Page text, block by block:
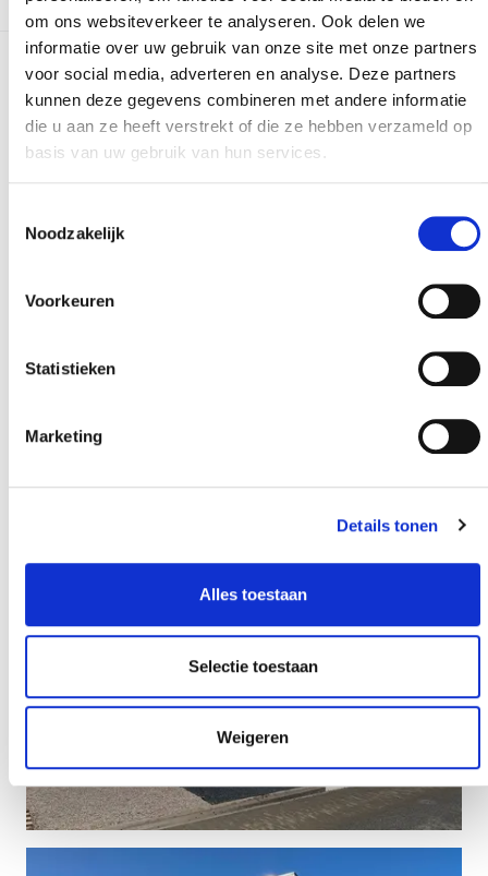
om ons websiteverkeer te analyseren. Ook delen we
informatie over uw gebruik van onze site met onze partners
voor social media, adverteren en analyse. Deze partners
kunnen deze gegevens combineren met andere informatie
die u aan ze heeft verstrekt of die ze hebben verzameld op
basis van uw gebruik van hun services.
Noodzakelijk
Voorkeuren
Statistieken
Marketing
Details tonen
Alles toestaan
Selectie toestaan
Weigeren
Meer realisaties